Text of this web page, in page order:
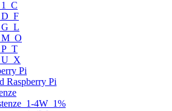
U_X
Pi
Raspberry Pi
4W_1%